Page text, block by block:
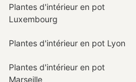
Plantes d'intérieur en pot
Luxembourg
Plantes d'intérieur en pot Lyon
Plantes d'intérieur en pot
Marseille